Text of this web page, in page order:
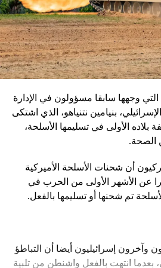
وجهها سابقا مسؤولون في الإدارة
بنيامين نتنياهو، الذي اشتكى
بلاده الأولى في تسليمها الأسلحة،
الصحة.
أن شحنات الأسلحة الأميركية
عن الأشهر الأولى من الحرب في
تم شحنها أو تسليمها بالفعل.
وآخرون إسرائيليون أيضا أن التباطؤ
انتهت بالفعل واشنطن من تلبية